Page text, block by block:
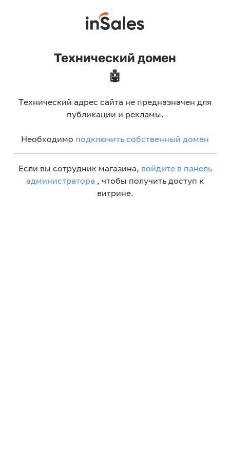
Технический домен
🤖
Технический адрес сайта не предназначен для
публикации и рекламы.
Необходимо подключить собственный домен
Если вы сотрудник магазина, войдите в панель
администратора , чтобы получить доступ к
витрине.